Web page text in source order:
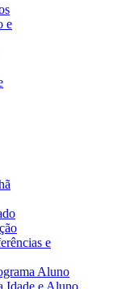
e
e
Aluno
Idade e Aluno